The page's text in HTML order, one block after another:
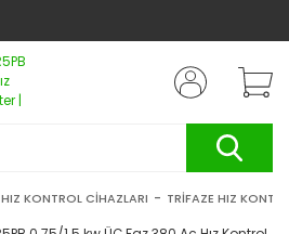
HIZ KONTROL CİHAZLARI TRİFAZE HIZ